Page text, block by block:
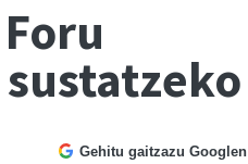
Gehitu gaitzazu Googlen